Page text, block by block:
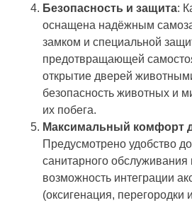
Безопасность и защита:
оснащена надёжным
замком и специальной
предотвращающей
открытие дверей
безопасность животных и
их побега.
Максимальный комфорт
Предусмотрено удобство
санитарного обслуживания
возможность интеграции
(оксигенация, перегородки